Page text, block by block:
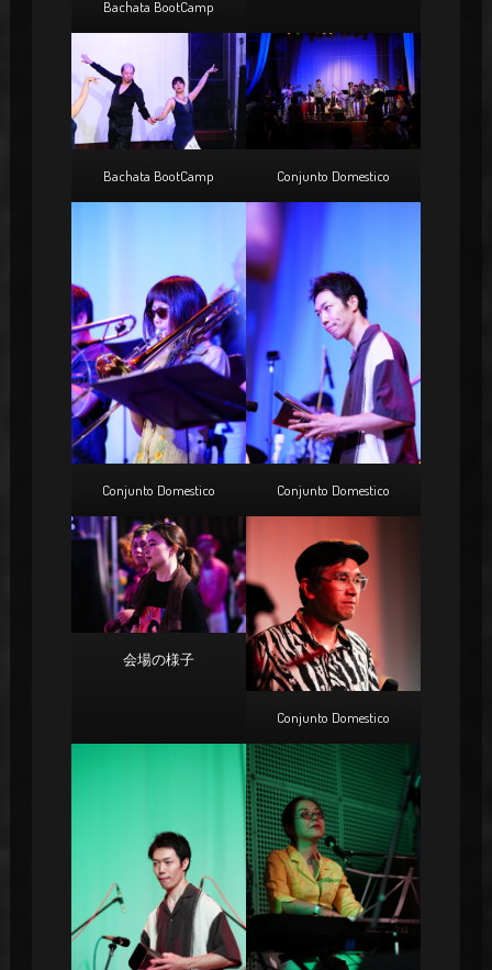
Bachata BootCamp
Bachata BootCamp Conjunto Domestico
Conjunto Domestico Conjunto Domestico
会場の様子
Conjunto Domestico